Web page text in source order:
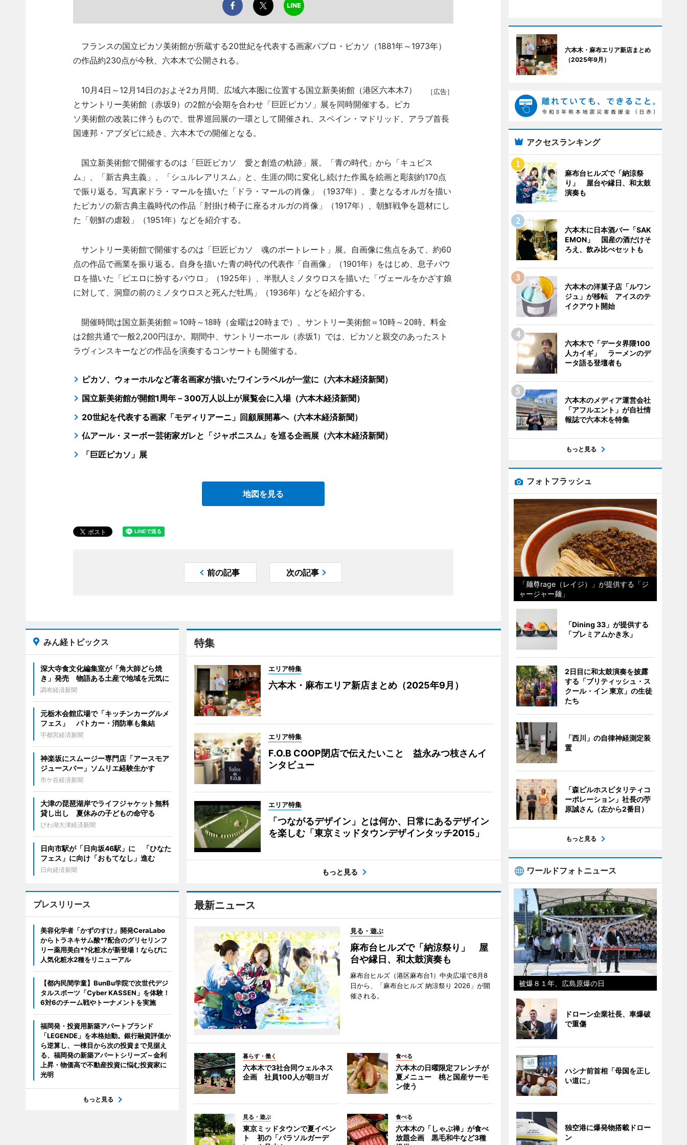
フランスの国立ピカソ美術館が所蔵する20世紀を代表する画家パブロ・ピカソ（1881年～1973年）
の作品約230点が今秋、六本木で公開される。
［広告］
10月4日～12月14日のおよそ2カ月間、広域六本圏に位置する国立新美術館（港区六本木7）
とサントリー美術館（赤坂9）の2館が会期を合わせ「巨匠ピカソ」展を同時開催する。ピカ
ソ美術館の改装に伴うもので、世界巡回展の一環として開催され、スペイン・マドリッド、アラブ首長
国連邦・アブダビに続き、六本木での開催となる。
国立新美術館で開催するのは「巨匠ピカソ 愛と創造の軌跡」展。「青の時代」から「キュビス
ム」、「新古典主義」、「シュルレアリスム」と、生涯の間に変化し続けた作風を絵画と彫刻約170点
で振り返る。写真家ドラ・マールを描いた「ドラ・マールの肖像」（1937年）、妻となるオルガを描い
たピカソの新古典主義時代の作品「肘掛け椅子に座るオルガの肖像」（1917年）、朝鮮戦争を題材にし
た「朝鮮の虐殺」（1951年）などを紹介する。
サントリー美術館で開催するのは「巨匠ピカソ 魂のポートレート」展。自画像に焦点をあて、約60
点の作品で画業を振り返る。自身を描いた青の時代の代表作「自画像」（1901年）をはじめ、息子パウ
ロを描いた「ピエロに扮するパウロ」（1925年）、半獣人ミノタウロスを描いた「ヴェールをかざす娘
に対して、洞窟の前のミノタウロスと死んだ牡馬」（1936年）などを紹介する。
開催時間は国立新美術館＝10時～18時（金曜は20時まで）、サントリー美術館＝10時～20時。料金
は2館共通で一般2,200円ほか。期間中、サントリーホール（赤坂1）では、ピカソと親交のあったスト
ラヴィンスキーなどの作品を演奏するコンサートも開催する。
ピカソ、ウォーホルなど著名画家が描いたワインラベルが一堂に（六本木経済新聞）
国立新美術館が開館1周年－300万人以上が展覧会に入場（六本木経済新聞）
20世紀を代表する画家「モディリアーニ」回顧展開幕へ（六本木経済新聞）
仏アール・ヌーボー芸術家ガレと「ジャポニスム」を巡る企画展（六本木経済新聞）
「巨匠ピカソ」展
地図を見る
前の記事 次の記事
特集
エリア特集
六本木・麻布エリア新店まとめ（2025年9月）
エリア特集
F.O.B COOP閉店で伝えたいこと 益永みつ枝さんイ
ンタビュー
エリア特集
「つながるデザイン」とは何か、日常にあるデザイン
を楽しむ「東京ミッドタウンデザインタッチ2015」
もっと見る
最新ニュース
見る・遊ぶ
麻布台ヒルズで「納涼祭り」 屋
台や縁日、和太鼓演奏も
麻布台ヒルズ（港区麻布台1）中央広場で8月8
日から、「麻布台ヒルズ 納涼祭り 2026」が開
催される。
暮らす・働く
六本木で3社合同ウェルネス
企画 社員100人が朝ヨガ
食べる
六本木の日曜限定フレンチが
夏メニュー 桃と国産サーモ
ン使う
見る・遊ぶ
東京ミッドタウンで夏イベン
ト 初の「パラソルガーデ
食べる
六本木の「しゃぶ禅」が食べ
放題企画 黒毛和牛など3種
みん経トピックス
深大寺食文化編集室が「角大師どら焼
き」発売 物語ある土産で地域を元気に
調布経済新聞
元栃木会館広場で「キッチンカーグルメ
フェス」 パトカー・消防車も集結
宇都宮経済新聞
神楽坂にスムージー専門店「アースモア
ジュースバー」ソムリエ経験生かす
市ケ谷経済新聞
大津の琵琶湖岸でライフジャケット無料
貸し出し 夏休みの子どもの命守る
びわ湖大津経済新聞
日向市駅が「日向坂46駅」に 「ひなた
フェス」に向け「おもてなし」進む
日向経済新聞
プレスリリース
美容化学者「かずのすけ」開発CeraLabo
からトラネキサム酸*?配合のグリセリンフ
リー薬用美白*?化粧水が新登場！ならびに
人気化粧水2種をリニューアル
【都内民間学童】BunBu学院で次世代デジ
タルスポーツ「Cyber KASSEN」を体験！
6対6のチーム戦やトーナメントを実施
福岡発・投資用新築アパートブランド
「LEGENDE」を本格始動。銀行融資評価か
ら逆算し、一棟目から次の投資まで見据え
る、福岡発の新築アパートシリーズ～金利
上昇・物価高で不動産投資に悩む投資家に
光明
もっと見る
六本木・麻布エリア新店まとめ
（2025年9月）
アクセスランキング
麻布台ヒルズで「納涼祭
り」 屋台や縁日、和太鼓
演奏も
六本木に日本酒バー「SAK
EMON」 国産の酒だけそ
ろえ、飲み比べセットも
六本木の洋菓子店「ルワン
ジュ」が移転 アイスのテ
イクアウト開始
六本木で「データ界隈100
人カイギ」 ラーメンのデ
ータ語る登壇者も
六本木のメディア運営会社
「アフルエント」が自社情
報誌で六本木を特集
もっと見る
フォトフラッシュ
「麺尊rage（レイジ）」が提供する「ジ
ャージャー麺」
「Dining 33」が提供する
「プレミアムかき氷」
2日目に和太鼓演奏を披露
する「ブリティッシュ・ス
クール・イン 東京」の生徒
たち
「西川」の自律神経測定装
置
「森ビルホスピタリティコ
ーポレーション」社長の苧
原誠さん（左から2番目）
もっと見る
ワールドフォトニュース
被爆８１年、広島原爆の日
ドローン企業社長、車爆破
で重傷
ハシナ前首相「母国を正し
い道に」
独空港に爆発物搭載ドロー
ン